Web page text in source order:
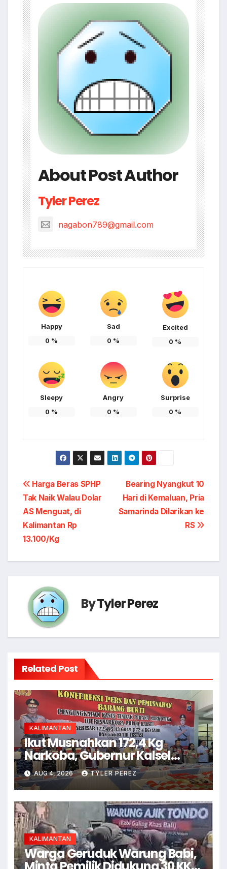
About Post Author
Tyler Perez
nagabon789@gmail.com
Happy
0 %
Sad
0 %
Excited
0 %
Sleepy
0 %
Angry
0 %
Surprise
0 %
Post
navigation
Bearing Nyangkut 10
Hari di Kemaluan, Pria
Samarinda Dilarikan ke
RS
Harga Beras SPHP
Tak Naik Walau Dolar
AS Menguat, di
Kalimantan Rp
13.100/Kg
ByTyler Perez
Related Post
KALIMANTAN
Ikut Musnahkan 172,4 Kg
Narkoba, Gubernur Kalsel
Minta Waspadai Vape
AUG 4, 2026 TYLER PEREZ
KALIMANTAN
Warga Geruduk Warung Babi,